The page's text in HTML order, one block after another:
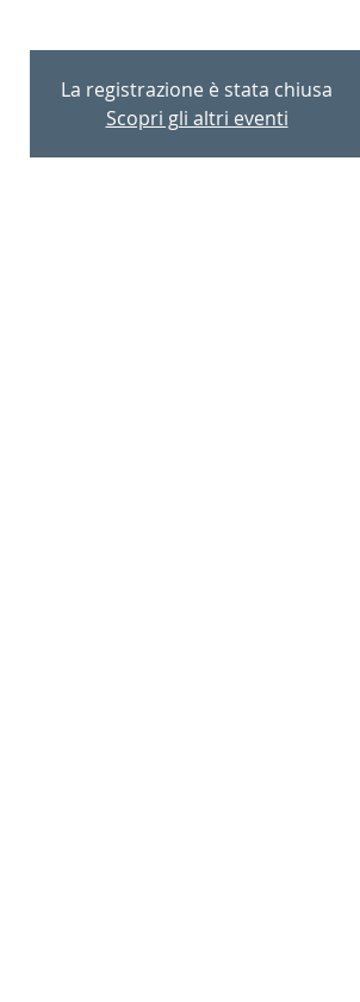
La registrazione è stata chiusa
Scopri gli altri eventi